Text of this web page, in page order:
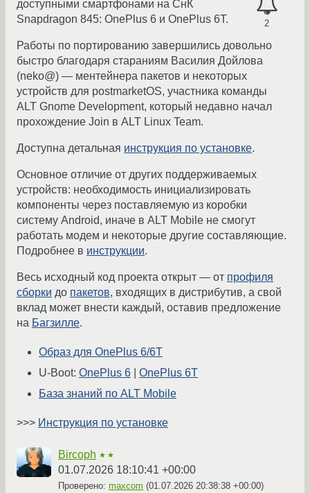
2
доступными смартфонами на СнК
Snapdragon 845: OnePlus 6 и OnePlus 6T.
Работы по портированию завершились довольно
быстро благодаря стараниям Василия Дойлова
(neko@) — ментейнера пакетов и некоторых
устройств для postmarketOS, участника команды
ALT Gnome Development, который недавно начал
прохождение Join в ALT Linux Team.
Доступна детальная инструкция по установке.
Основное отличие от других поддерживаемых
устройств: необходимость инициализировать
компоненты через поставляемую из коробки
систему Android, иначе в ALT Mobile не смогут
работать модем и некоторые другие составляющие.
Подробнее в инструкции.
Весь исходный код проекта открыт — от профиля
сборки до пакетов, входящих в дистрибутив, а свой
вклад может внести каждый, оставив предложение
на Багзилле.
Образ для OnePlus 6/6T
U-Boot: OnePlus 6
OnePlus 6T
База знаний по ALT Mobile
>>> Инструкция по установке
Bircoph ★★
01.07.2026 18:10:41 +00:00
Проверено: maxcom (01.07.2026 20:38:38 +00:00)